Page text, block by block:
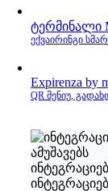
ტერმინალი
ექვაირინგი
Expirenza by
QR მენიუ,